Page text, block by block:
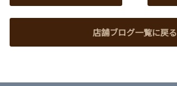
店舗ブログ一覧に戻る